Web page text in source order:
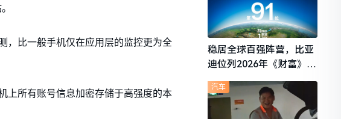
，比一般手机仅在应用层的监控更为全
上所有账号信息加密存储于高强度的本
稳居全球百强阵营，比亚
迪位列2026年《财富》世
汽车